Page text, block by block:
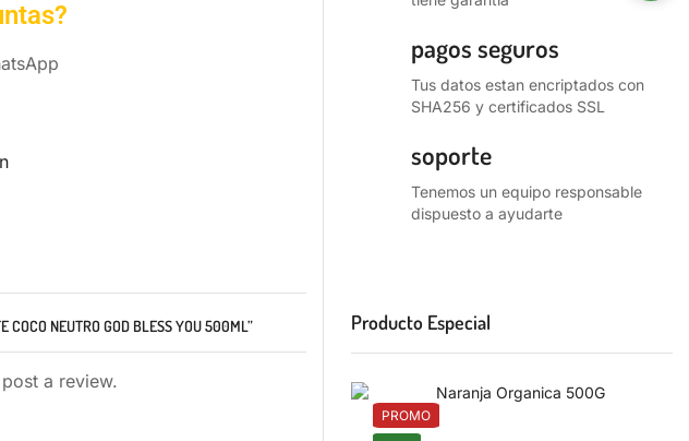
COCO NEUTRO GOD BLESS YOU 500ML”
a review.
pagos seguros
Tus datos estan encriptados con
SHA256 y certificados SSL
soporte
Tenemos un equipo responsable
dispuesto a ayudarte
Producto Especial
PROMO